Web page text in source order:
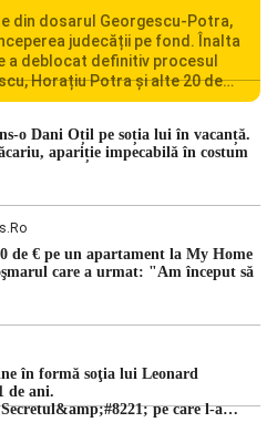
din dosarul Georgescu-Potra,
judecății pe fond. Înalta
a deblocat definitiv procesul
Horațiu Potra și alte 20 de
îndreptate împotriva
din camera preliminară,
au […]
o Dani Oțil pe soția lui în vacanță.
apariție impecabilă în costum
de € pe un apartament la My Home
care a urmat: "Am început să
în formă soţia lui Leonard
de ani.
pe care l-a